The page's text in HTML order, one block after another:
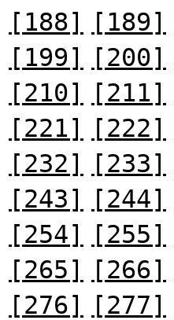
[188]
[189]
[199]
[200]
[210]
[211]
[221]
[222]
[232]
[233]
[243]
[244]
[254]
[255]
[265]
[266]
[276]
[277]